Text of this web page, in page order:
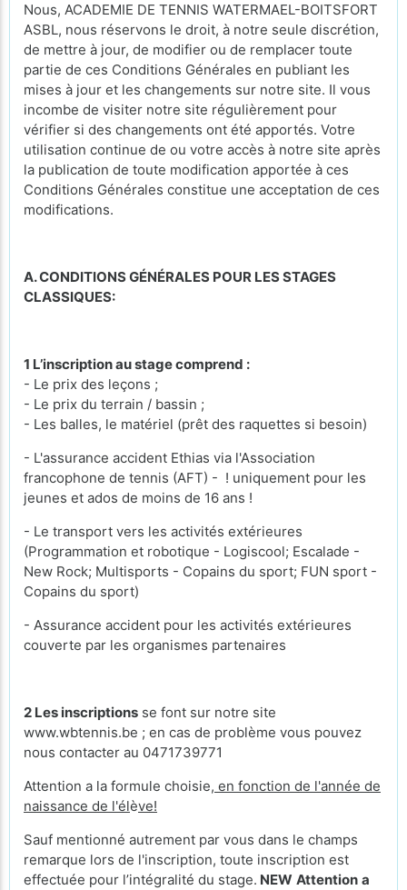
Nous, ACADEMIE DE TENNIS WATERMAEL-BOITSFORT
ASBL, nous réservons le droit, à notre seule discrétion,
de mettre à jour, de modifier ou de remplacer toute
partie de ces Conditions Générales en publiant les
mises à jour et les changements sur notre site. Il vous
incombe de visiter notre site régulièrement pour
vérifier si des changements ont été apportés. Votre
utilisation continue de ou votre accès à notre site après
la publication de toute modification apportée à ces
Conditions Générales constitue une acceptation de ces
modifications.
A. CONDITIONS GÉNÉRALES POUR LES STAGES
CLASSIQUES:
1 L’inscription au stage comprend :
- Le prix des leçons ;
- Le prix du terrain / bassin ;
- Les balles, le matériel (prêt des raquettes si besoin)
- L'assurance accident Ethias via l'Association
francophone de tennis (AFT) - ! uniquement pour les
jeunes et ados de moins de 16 ans !
- Le transport vers les activités extérieures
(Programmation et robotique - Logiscool; Escalade -
New Rock; Multisports - Copains du sport; FUN sport -
Copains du sport)
- Assurance accident pour les activités extérieures
couverte par les organismes partenaires
2 Les inscriptions se font sur notre site
www.wbtennis.be ; en cas de problème vous pouvez
nous contacter au 0471739771
Attention a la formule choisie, en fonction de l'année de
naissance de l'élève!
Sauf mentionné autrement par vous dans le champs
remarque lors de l'inscription, toute inscription est
effectuée pour l’intégralité du stage. NEW Attention a